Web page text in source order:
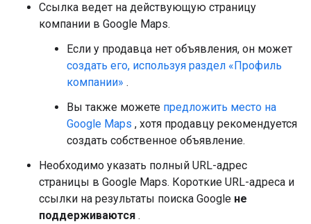
Ссылка ведет на действующую страницу
компании в Google Maps.
Если у продавца нет объявления, он может
создать его, используя раздел «Профиль
компании» .
Вы также можете предложить место на
Google Maps , хотя продавцу рекомендуется
создать собственное объявление.
Необходимо указать полный URL-адрес
страницы в Google Maps. Короткие URL-адреса и
ссылки на результаты поиска Google не
поддерживаются .